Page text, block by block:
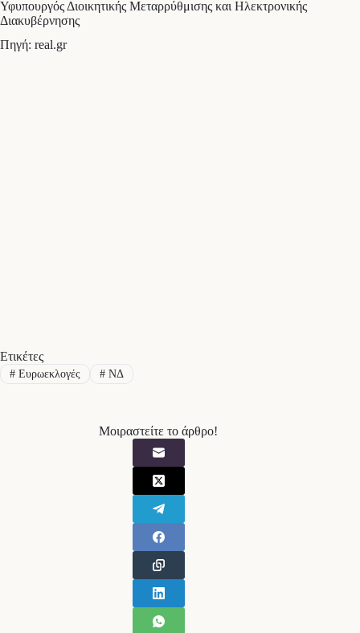
Υφυπουργός Διοικητικής Μεταρρύθμισης και Ηλεκτρονικής
Διακυβέρνησης
Πηγή: real.gr
Ετικέτες
#Ευρωεκλογές #ΝΔ
Μοιραστείτε το άρθρο!